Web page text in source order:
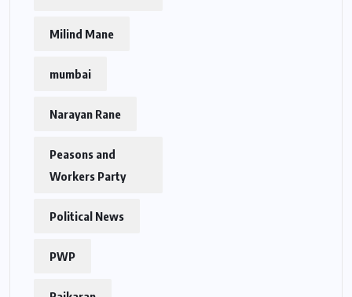
Milind Mane
mumbai
Narayan Rane
Peasons and
Workers Party
Political News
PWP